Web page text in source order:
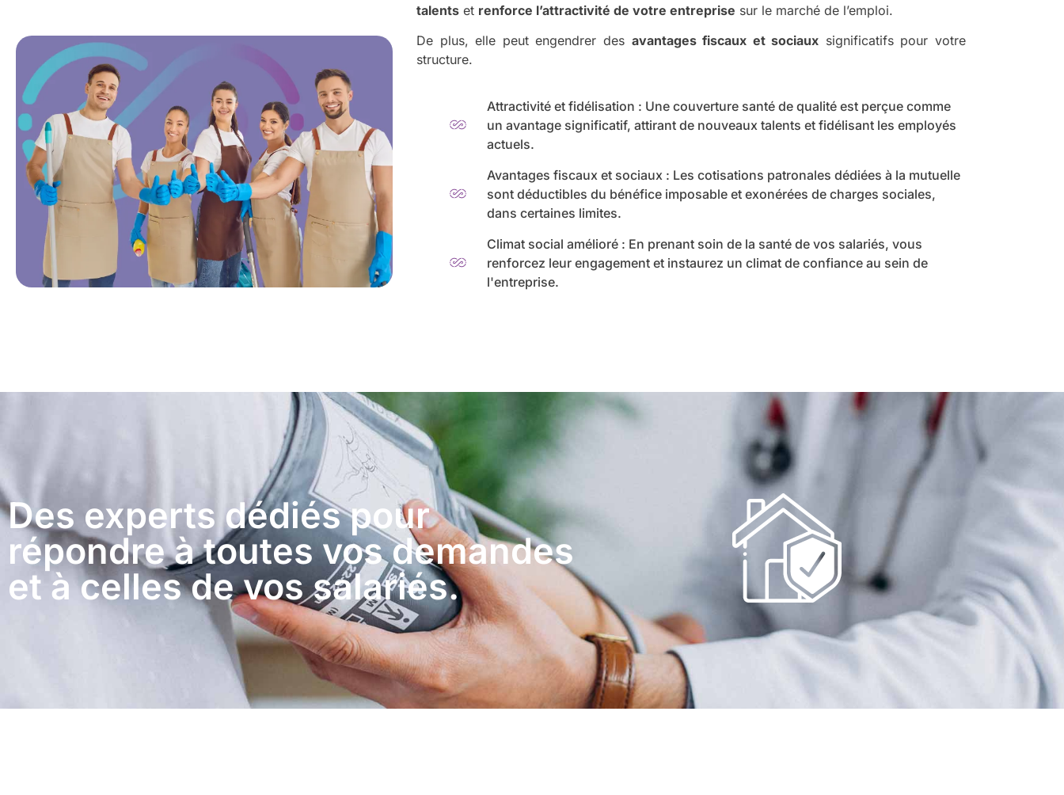
talents et renforce l’attractivité de votre entreprise sur le marché de l’emploi.
De plus, elle peut engendrer des avantages fiscaux et sociaux significatifs pour votre
structure.
Attractivité et fidélisation : Une couverture santé de qualité est perçue comme
un avantage significatif, attirant de nouveaux talents et fidélisant les employés
actuels.
Avantages fiscaux et sociaux : Les cotisations patronales dédiées à la mutuelle
sont déductibles du bénéfice imposable et exonérées de charges sociales,
dans certaines limites.
Climat social amélioré : En prenant soin de la santé de vos salariés, vous
renforcez leur engagement et instaurez un climat de confiance au sein de
l'entreprise.
Des experts dédiés pour
répondre à toutes vos demandes
et à celles de vos salariés.